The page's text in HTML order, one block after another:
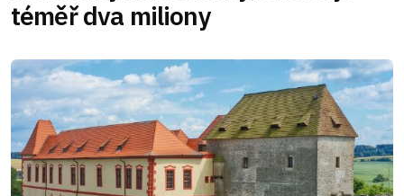
téměř dva miliony